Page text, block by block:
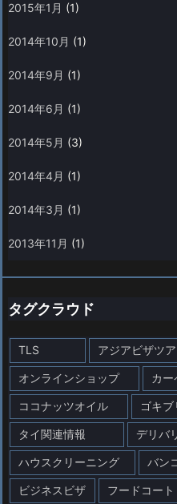
2015年1月 (1)
2014年10月 (1)
2014年9月 (1)
2014年6月 (1)
2014年5月 (3)
2014年4月 (1)
2014年3月 (1)
2013年11月 (1)
タグクラウド
TLS アジアビザツ
オンラインショップ カー
ココナッツオイル ゴキ
タイ関連情報 デリバ
ハウスクリーニング バン
ビジネスビザ フードコート